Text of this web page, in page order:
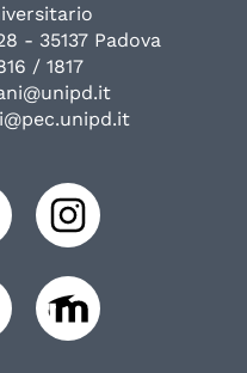
- 35137 Padova
/ 1817